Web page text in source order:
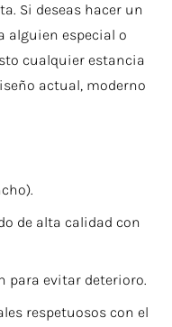
Si deseas hacer un
alguien especial o
cualquier estancia
actual, moderno
de alta calidad con
para evitar deterioro.
respetuosos con el